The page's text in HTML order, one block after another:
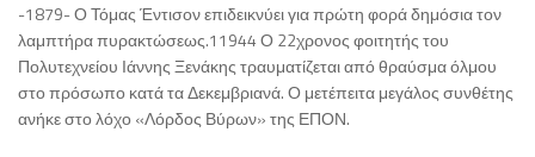
-1879- Ο Τόμας Έντισον επιδεικνύει για πρώτη φορά δημόσια τον
λαμπτήρα πυρακτώσεως.11944 Ο 22χρονος φοιτητής του
Πολυτεχνείου Ιάννης Ξενάκης τραυματίζεται από θραύσμα όλμου
στο πρόσωπο κατά τα Δεκεμβριανά. Ο μετέπειτα μεγάλος συνθέτης
ανήκε στο λόχο «Λόρδος Βύρων» της ΕΠΟΝ.